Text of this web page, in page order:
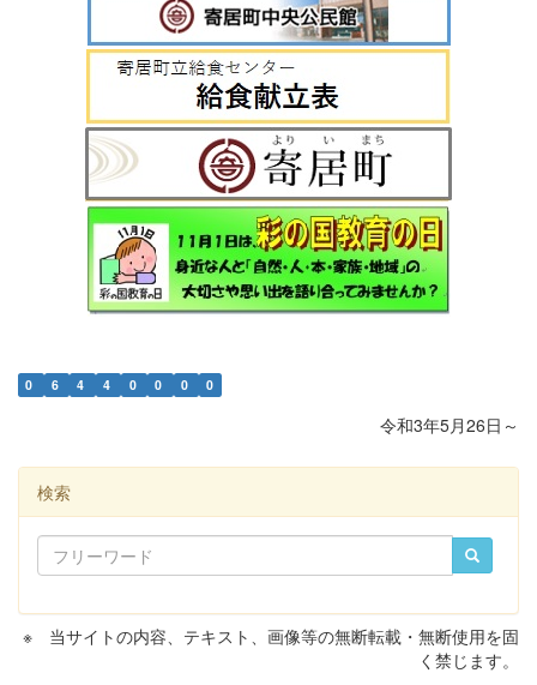
0 6 4 4 0 0 0 0
令和3年5月26日～
検索
※ 当サイトの内容、テキスト、画像等の無断転載・無断使用を固
く禁じます。